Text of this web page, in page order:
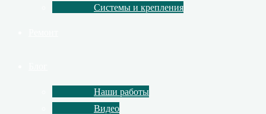
Системы и крепления
Наши работы
Видео